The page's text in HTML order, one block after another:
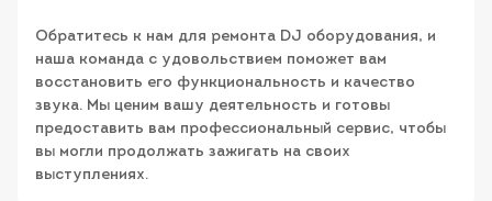
Обратитесь к нам для ремонта DJ оборудования, и
наша команда с удовольствием поможет вам
восстановить его функциональность и качество
звука. Мы ценим вашу деятельность и готовы
предоставить вам профессиональный сервис, чтобы
вы могли продолжать зажигать на своих
выступлениях.